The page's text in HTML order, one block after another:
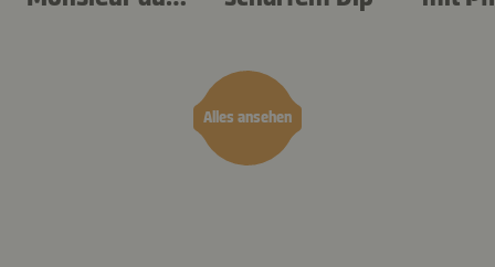
Alles ansehen